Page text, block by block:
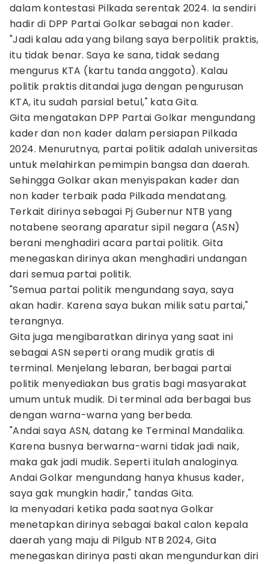
dalam kontestasi Pilkada serentak 2024. Ia sendiri
hadir di DPP Partai Golkar sebagai non kader.
"Jadi kalau ada yang bilang saya berpolitik praktis,
itu tidak benar. Saya ke sana, tidak sedang
mengurus KTA (kartu tanda anggota). Kalau
politik praktis ditandai juga dengan pengurusan
KTA, itu sudah parsial betul," kata Gita.
Gita mengatakan DPP Partai Golkar mengundang
kader dan non kader dalam persiapan Pilkada
2024. Menurutnya, partai politik adalah universitas
untuk melahirkan pemimpin bangsa dan daerah.
Sehingga Golkar akan menyispakan kader dan
non kader terbaik pada Pilkada mendatang.
Terkait dirinya sebagai Pj Gubernur NTB yang
notabene seorang aparatur sipil negara (ASN)
berani menghadiri acara partai politik. Gita
menegaskan dirinya akan menghadiri undangan
dari semua partai politik.
"Semua partai politik mengundang saya, saya
akan hadir. Karena saya bukan milik satu partai,"
terangnya.
Gita juga mengibaratkan dirinya yang saat ini
sebagai ASN seperti orang mudik gratis di
terminal. Menjelang lebaran, berbagai partai
politik menyediakan bus gratis bagi masyarakat
umum untuk mudik. Di terminal ada berbagai bus
dengan warna-warna yang berbeda.
"Andai saya ASN, datang ke Terminal Mandalika.
Karena busnya berwarna-warni tidak jadi naik,
maka gak jadi mudik. Seperti itulah analoginya.
Andai Golkar mengundang hanya khusus kader,
saya gak mungkin hadir," tandas Gita.
Ia menyadari ketika pada saatnya Golkar
menetapkan dirinya sebagai bakal calon kepala
daerah yang maju di Pilgub NTB 2024, Gita
menegaskan dirinya pasti akan mengundurkan diri